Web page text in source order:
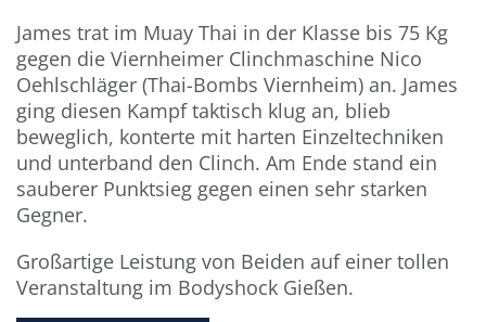
James trat im Muay Thai in der Klasse bis 75 Kg
gegen die Viernheimer Clinchmaschine Nico
Oehlschläger (Thai-Bombs Viernheim) an. James
ging diesen Kampf taktisch klug an, blieb
beweglich, konterte mit harten Einzeltechniken
und unterband den Clinch. Am Ende stand ein
sauberer Punktsieg gegen einen sehr starken
Gegner.
Großartige Leistung von Beiden auf einer tollen
Veranstaltung im Bodyshock Gießen.